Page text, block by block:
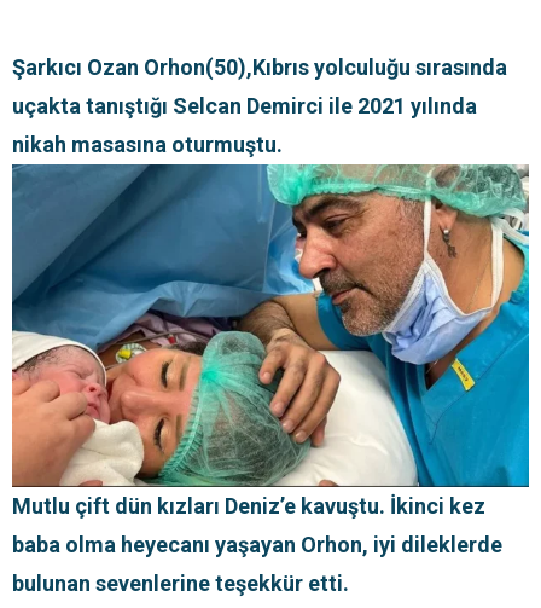
Şarkıcı Ozan Orhon(50),Kıbrıs yolculuğu sırasında
uçakta tanıştığı Selcan Demirci ile 2021 yılında
nikah masasına oturmuştu.
Mutlu çift dün kızları Deniz’e kavuştu. İkinci kez
baba olma heyecanı yaşayan Orhon, iyi dileklerde
bulunan sevenlerine teşekkür etti.